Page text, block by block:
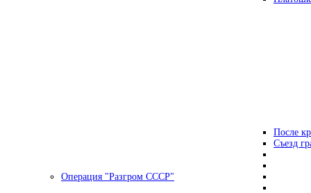
После
Съезд
Операция "Разгром СССР"